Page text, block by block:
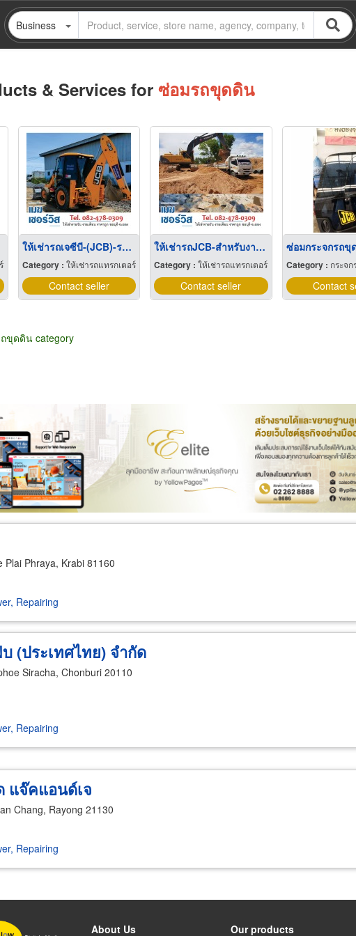
Business
& Services for ซ่อมรถขุดดิน
ให้เช่ารถเจซีบี-(JCB)-ระยอง
Category : ให้เช่ารถแทรกเตอร์
Contact seller
ให้เช่ารถJCB-สำหรับงานขุดตัก-ระยอง
Category : ให้เช่ารถแทรกเตอร์
Contact seller
ซ่อมกระจกรถขุ
Category : กระจก
Contact
ขุดดิน category
Manufacturer Dealer Exporter/Importer Service Business
Plai Phraya, Krabi 81160
Repairing
(ประเทศไทย) จำกัด
Siracha, Chonburi 20110
Repairing
แจ๊คแอนด์เจ
Chang, Rayong 21130
Repairing
About Us Our products